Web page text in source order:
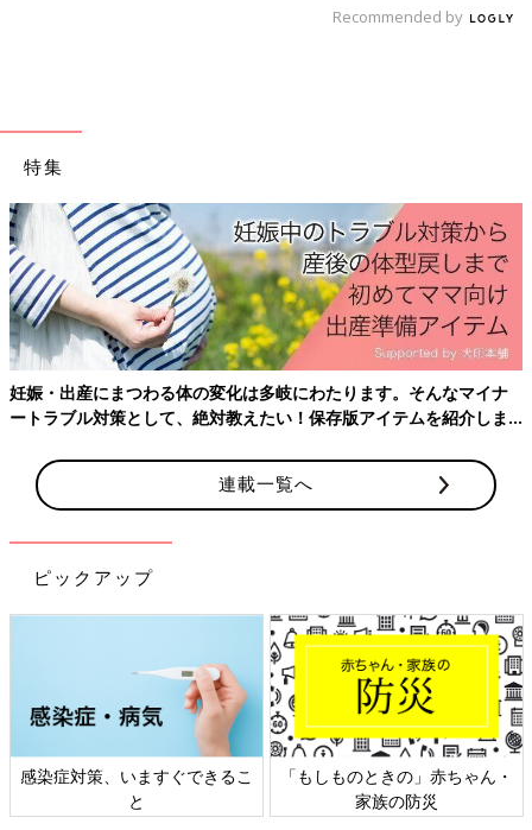
ヘルニアの治療のために総合病院を紹介されて「卵巣滑脱ヘルニ
れていたので、夫も私もそんなに心配はしていませんでした」
（葵さん）
入院は2泊3日の予定で、2日目が手術日でした。手術の日の夜、
葵さんがつき添い入院していたときに、実優ちゃんの様子の変化
に気づきます。
「夜、呼吸が荒くなり、ナースコールで看護師さんを呼んで、酸
素投与をしてもらいました。でも実優の呼吸は安定せず、心配で
何回かナースコールをして診てもらいました」（葵さん）
一時は危険な状態に！ 小児用ECMOがある病院へ
救急搬送
を済ませて病院に戻ると、実優ちゃんのベッドのまわりが慌ただ
「実優のベッドのまわりには6人ぐらいの医師や看護師さんがい
て何か相談しています。その後“すぐに検査して、ICU（集中治療
室）に入ります”と言われました。翌日、医師から“呼吸状態がよ
くない”と説明されて、結局は小児用のECMO（体外式膜型人工
肺）がある小児専門の病院に搬送されることになりました。
小さな体いっぱいに管がつながっている実優の姿を見て、私は頭
が真っ白になりました。急な展開に心と頭がついていけず、夫婦
Recommended by
特集
妊娠・出産にまつわる体の変化は多岐にわたります。そんなマイナ
ートラブル対策として、絶対教えたい！保存版アイテムを紹介しま
連載一覧へ
ピックアップ
感染症対策、いますぐできるこ
と
「もしものときの」赤ちゃん・
家族の防災